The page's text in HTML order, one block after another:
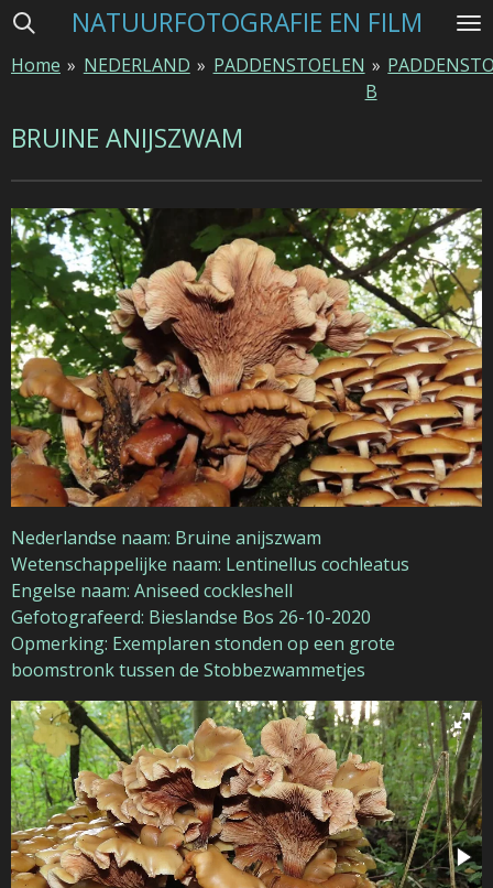
Ga
naar
hoofdinhoud
NATUURFOTOGRAFIE EN FILM
Home » NEDERLAND » PADDENSTOELEN »
B
BRUINE ANIJSZWAM
Nederlandse naam: Bruine anijszwam
Wetenschappelijke naam: Lentinellus cochleatus
Engelse naam: Aniseed cockleshell
Gefotografeerd: Bieslandse Bos 26-10-2020
Opmerking: Exemplaren stonden op een grote
boomstronk tussen de Stobbezwammetjes